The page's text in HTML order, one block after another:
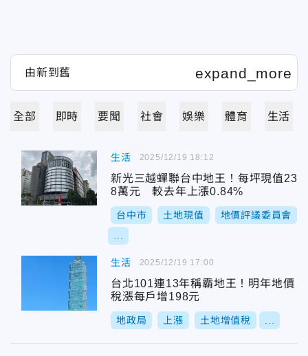
全部 即時 要聞 社會 娛樂 體育 生活
生活
新光三越蟬聯台中地王！每坪現值23
8萬元 較去年上漲0.84%
台中市 土地現值 地價評議委員會
2025/12/19 18:12
生活
台北101連13年稱霸地王！明年地價
稅漲每戶增198元
地政局 上漲 土地增值稅
2025/12/19 17:00